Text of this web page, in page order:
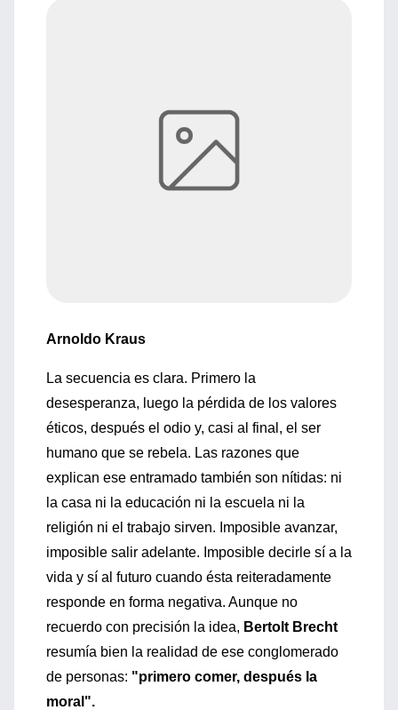
Arnoldo Kraus
La secuencia es clara. Primero la
desesperanza, luego la pérdida de los valores
éticos, después el odio y, casi al final, el ser
humano que se rebela. Las razones que
explican ese entramado también son nítidas: ni
la casa ni la educación ni la escuela ni la
religión ni el trabajo sirven. Imposible avanzar,
imposible salir adelante. Imposible decirle sí a la
vida y sí al futuro cuando ésta reiteradamente
responde en forma negativa. Aunque no
recuerdo con precisión la idea, Bertolt Brecht
resumía bien la realidad de ese conglomerado
de personas: "primero comer, después la
moral".